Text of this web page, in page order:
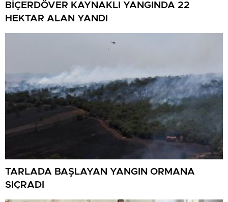
BİÇERDÖVER KAYNAKLI YANGINDA 22
HEKTAR ALAN YANDI
TARLADA BAŞLAYAN YANGIN ORMANA
SIÇRADI